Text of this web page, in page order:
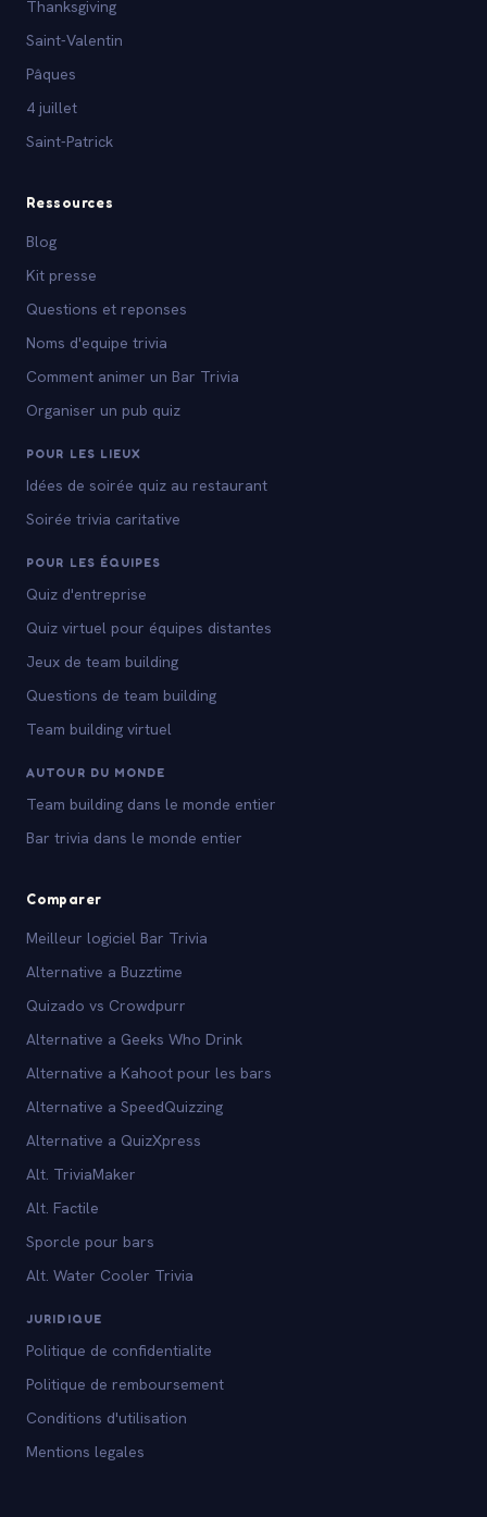
Thanksgiving
Saint-Valentin
Pâques
4 juillet
Saint-Patrick
Ressources
Blog
Kit presse
Questions et reponses
Noms d'equipe trivia
Comment animer un Bar Trivia
Organiser un pub quiz
POUR LES LIEUX
Idées de soirée quiz au restaurant
Soirée trivia caritative
POUR LES ÉQUIPES
Quiz d'entreprise
Quiz virtuel pour équipes distantes
Jeux de team building
Questions de team building
Team building virtuel
AUTOUR DU MONDE
Team building dans le monde entier
Bar trivia dans le monde entier
Comparer
Meilleur logiciel Bar Trivia
Alternative a Buzztime
Quizado vs Crowdpurr
Alternative a Geeks Who Drink
Alternative a Kahoot pour les bars
Alternative a SpeedQuizzing
Alternative a QuizXpress
Alt. TriviaMaker
Alt. Factile
Sporcle pour bars
Alt. Water Cooler Trivia
JURIDIQUE
Politique de confidentialite
Politique de remboursement
Conditions d'utilisation
Mentions legales